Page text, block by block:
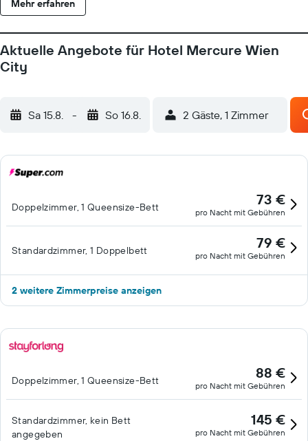
Mehr erfahren
Aktuelle Angebote für Hotel Mercure Wien
City
Sa 15.8. - So 16.8. 2 Gäste, 1 Zimmer
Doppelzimmer, 1 Queensize-Bett 73 €
pro Nacht mit Gebühren
Standardzimmer, 1 Doppelbett 79 €
pro Nacht mit Gebühren
2 weitere Zimmerpreise anzeigen
Doppelzimmer, 1 Queensize-Bett 88 €
pro Nacht mit Gebühren
Standardzimmer, kein Bett
angegeben
145 €
pro Nacht mit Gebühren